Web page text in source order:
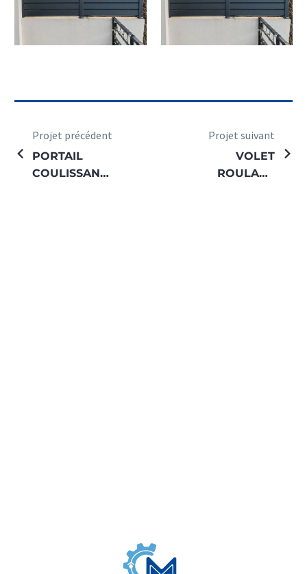
Projet précédent
PORTAIL
COULISSANT
Projet suivant
VOLET
ROULANT